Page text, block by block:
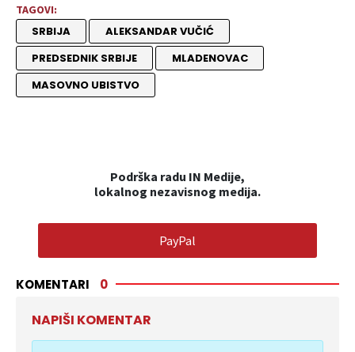
TAGOVI:
SRBIJA
ALEKSANDAR VUČIĆ
PREDSEDNIK SRBIJE
MLADENOVAC
MASOVNO UBISTVO
Podrška radu IN Medije,
lokalnog nezavisnog medija.
PayPal
KOMENTARI 0
NAPIŠI KOMENTAR